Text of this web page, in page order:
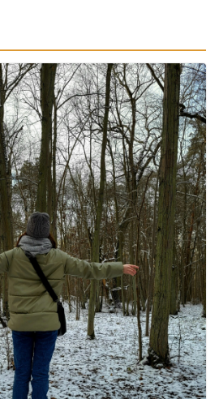
वॉकिंग एक्सरसाइज: 1 महीने में पाएं 3-4
16 ज़रूरी कीबोर्ड शॉर्टकट्स जो आपकी
को दोगुना कर देंगे
August 7, 2026 0 Comments